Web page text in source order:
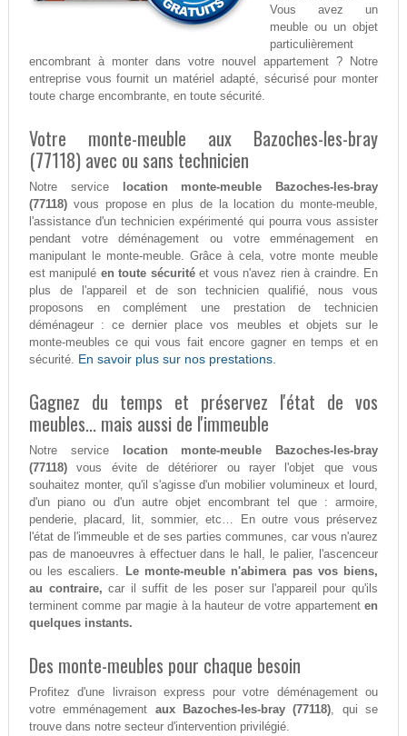
Vous avez un
meuble ou un objet
particulièrement
encombrant à monter dans votre nouvel appartement ? Notre
entreprise vous fournit un matériel adapté, sécurisé pour monter
toute charge encombrante, en toute sécurité.
Votre monte-meuble aux Bazoches-les-bray
(77118) avec ou sans technicien
Notre service
location monte-meuble Bazoches-les-bray
(77118)vous propose en plus de la location du monte-meuble,
l'assistance d'un technicien expérimenté qui pourra vous assister
pendant votre déménagement ou votre emménagement en
manipulant le monte-meuble. Grâce à cela, votre monte meuble
est manipulé en toute sécuritéet vous n'avez rien à craindre. En
plus de l'appareil et de son technicien qualifié, nous vous
proposons en complément une prestation de technicien
déménageur : ce dernier place vos meubles et objets sur le
monte-meubles ce qui vous fait encore gagner en temps et en
sécurité. En savoir plus sur nos prestations.
Gagnez du temps et préservez l'état de vos
meubles... mais aussi de l'immeuble
Notre service
location monte-meuble Bazoches-les-bray
(77118)vous évite de détériorer ou rayer l'objet que vous
souhaitez monter, qu'il s'agisse d'un mobilier volumineux et lourd,
d'un piano ou d'un autre objet encombrant tel que : armoire,
penderie, placard, lit, sommier, etc… En outre vous préservez
l'état de l'immeuble et de ses parties communes, car vous n'aurez
pas de manoeuvres à effectuer dans le hall, le palier, l'ascenceur
ou les escaliers.
Le monte-meuble n'abimera pas vos biens,
au contraire, car il suffit de les poser sur l'appareil pour qu'ils
terminent comme par magie à la hauteur de votre appartementen
quelques instants.
Des monte-meubles pour chaque besoin
Profitez d'une livraison express pour votre déménagement ou
votre emménagement aux Bazoches-les-bray (77118), qui se
trouve dans notre secteur d'intervention privilégié.